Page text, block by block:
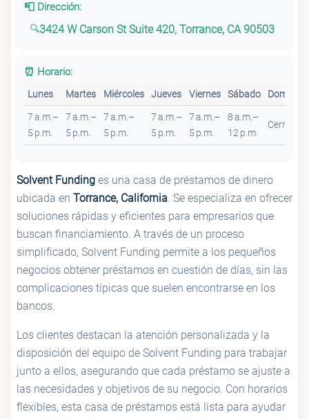
📮 Dirección:
3424 W Carson St Suite 420, Torrance, CA 90503
⏰ Horario:
Lunes Martes Miércoles Jueves Viernes Sábado Domingo
7 a.m.–
5 p.m.
7 a.m.–
5 p.m.
7 a.m.–
5 p.m.
7 a.m.–
5 p.m.
7 a.m.–
5 p.m.
8 a.m.–
12 p.m.
Cerrado
Solvent Funding es una casa de préstamos de dinero
ubicada en Torrance, California . Se especializa en ofrecer
soluciones rápidas y eficientes para empresarios que
buscan financiamiento. A través de un proceso
simplificado, Solvent Funding permite a los pequeños
negocios obtener préstamos en cuestión de días, sin las
complicaciones típicas que suelen encontrarse en los
bancos.
Los clientes destacan la atención personalizada y la
disposición del equipo de Solvent Funding para trabajar
junto a ellos, asegurando que cada préstamo se ajuste a
las necesidades y objetivos de su negocio. Con horarios
flexibles, esta casa de préstamos está lista para ayudar